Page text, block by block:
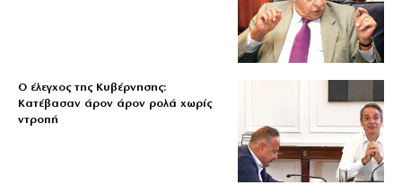
Ο έλεγχος της Κυβέρνησης:
Κατέβασαν άρον άρον ρολά χωρίς
ντροπή